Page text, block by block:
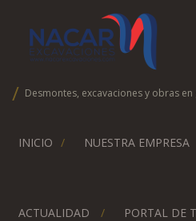
Desmontes, excavaciones y obras en
INICIO NUESTRA EMPRESA
ACTUALIDAD PORTAL DE